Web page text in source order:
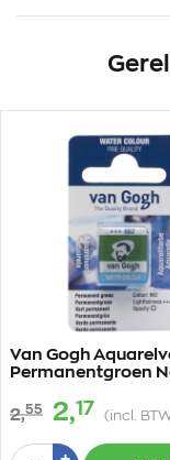
Van Gogh
Permanentgroen
2,55 2,17 (incl.
Aantal